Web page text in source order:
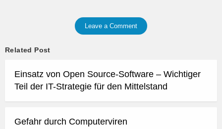
Leave a Comment
Related Post
Einsatz von Open Source-Software – Wichtiger
Teil der IT-Strategie für den Mittelstand
Gefahr durch Computerviren